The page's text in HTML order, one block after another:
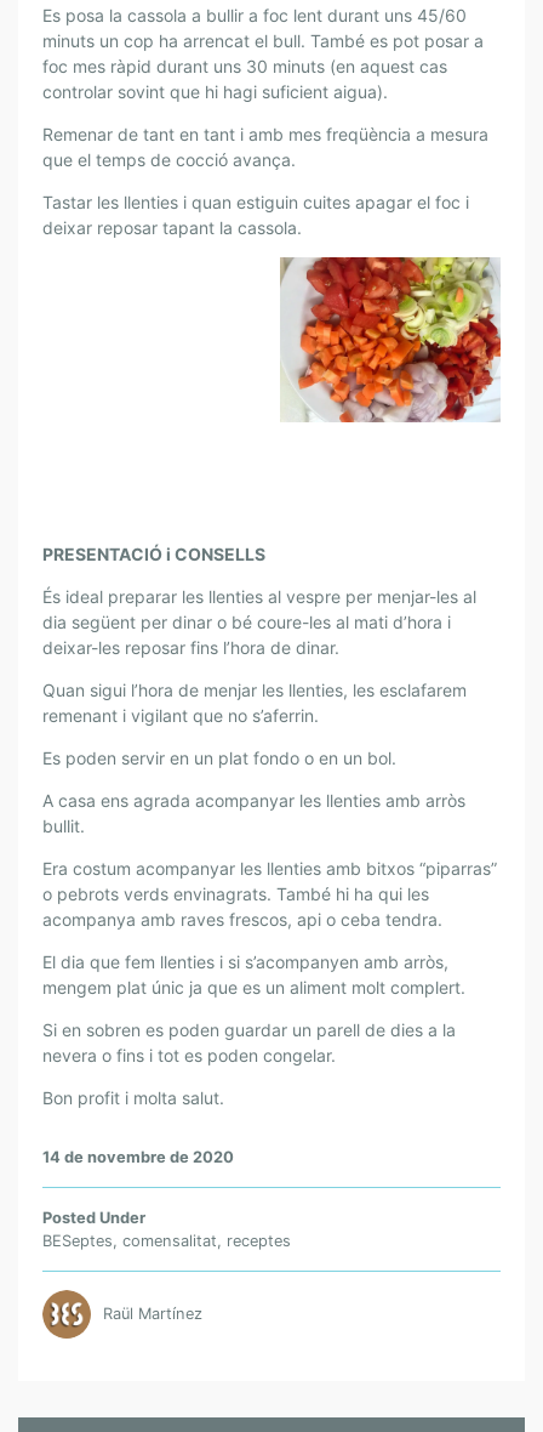
Es posa la cassola a bullir a foc lent durant uns 45/60
minuts un cop ha arrencat el bull. També es pot posar a
foc mes ràpid durant uns 30 minuts (en aquest cas
controlar sovint que hi hagi suficient aigua).
Remenar de tant en tant i amb mes freqüència a mesura
que el temps de cocció avança.
Tastar les llenties i quan estiguin cuites apagar el foc i
deixar reposar tapant la cassola.
PRESENTACIÓ i CONSELLS
És ideal preparar les llenties al vespre per menjar-les al
dia següent per dinar o bé coure-les al mati d’hora i
deixar-les reposar fins l’hora de dinar.
Quan sigui l’hora de menjar les llenties, les esclafarem
remenant i vigilant que no s’aferrin.
Es poden servir en un plat fondo o en un bol.
A casa ens agrada acompanyar les llenties amb arròs
bullit.
Era costum acompanyar les llenties amb bitxos “piparras”
o pebrots verds envinagrats. També hi ha qui les
acompanya amb raves frescos, api o ceba tendra.
El dia que fem llenties i si s’acompanyen amb arròs,
mengem plat únic ja que es un aliment molt complert.
Si en sobren es poden guardar un parell de dies a la
nevera o fins i tot es poden congelar.
Bon profit i molta salut.
14 de novembre de 2020
Posted Under
BESeptes, comensalitat, receptes
Raül Martínez